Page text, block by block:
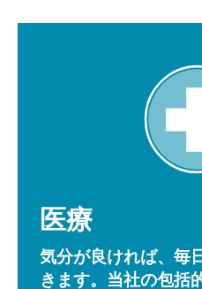
医療
気分が良ければ、毎
きます。当社の包括